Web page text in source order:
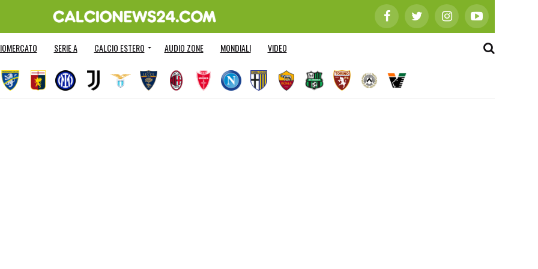
SERIE A CALCIO ESTERO AUDIO ZONE MONDIALI VIDEO